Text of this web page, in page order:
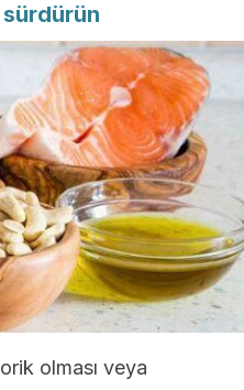
sürdürün
olması veya